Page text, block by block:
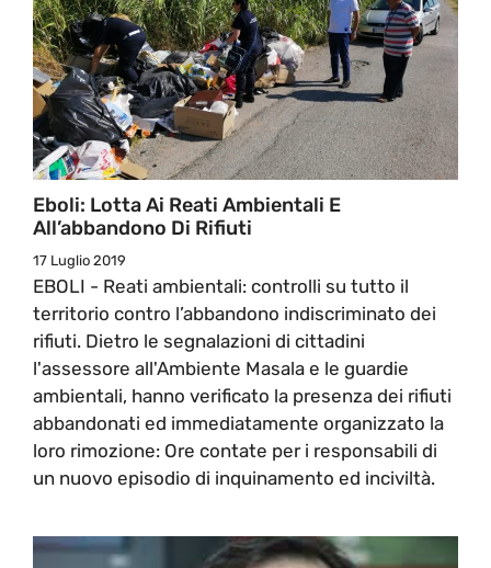
Eboli: Lotta Ai Reati Ambientali E
All’abbandono Di Rifiuti
17 Luglio 2019
EBOLI - Reati ambientali: controlli su tutto il
territorio contro l’abbandono indiscriminato dei
rifiuti. Dietro le segnalazioni di cittadini
l'assessore all'Ambiente Masala e le guardie
ambientali, hanno verificato la presenza dei rifiuti
abbandonati ed immediatamente organizzato la
loro rimozione: Ore contate per i responsabili di
un nuovo episodio di inquinamento ed inciviltà.